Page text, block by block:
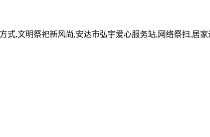
式,文明祭祀新风尚,安达市弘宇爱心服务站,网络祭扫,居